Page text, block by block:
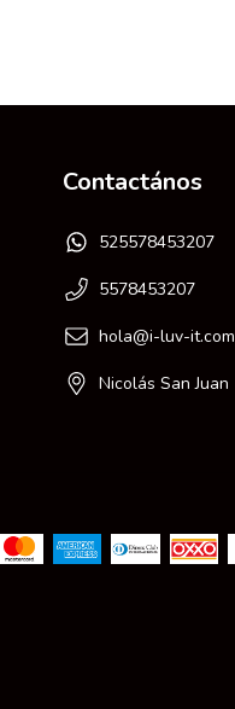
Contactános
525578453207
5578453207
hola@i-luv-it.com
Nicolás San Juan